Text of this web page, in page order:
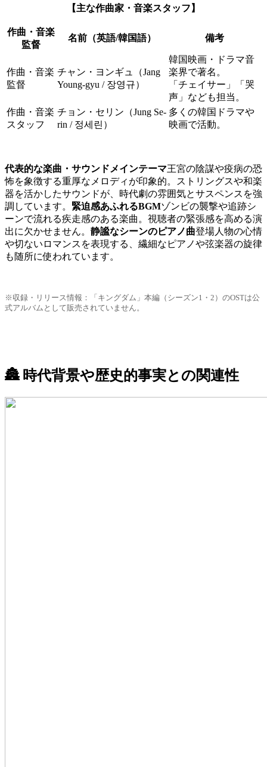
【主な作曲家・音楽スタッフ】
作曲・音楽
監督
名前（英語/韓国語） 備考
作曲・音楽
監督
チャン・ヨンギュ（Jang
Young-gyu / 장영규）
韓国映画・ドラマ音
楽界で著名。
「チェイサー」「哭
声」なども担当。
作曲・音楽
スタッフ
チョン・セリン（Jung Se-
rin / 정세린）
多くの韓国ドラマや
映画で活動。
代表的な楽曲・サウンドメインテーマ王宮の陰謀や疫病の恐
怖を象徴する重厚なメロディが印象的。ストリングスや和楽
器を活かしたサウンドが、時代劇の雰囲気とサスペンスを強
調しています。 緊迫感あふれるBGMゾンビの襲撃や追跡シ
ーンで流れる疾走感のある楽曲。視聴者の緊張感を高める演
出に欠かせません。 静謐なシーンのピアノ曲登場人物の心情
や切ないロマンスを表現する、繊細なピアノや弦楽器の旋律
も随所に使われています。
※収録・リリース情報：「キングダム」本編（シーズン1・2）のOSTは公
式アルバムとして販売されていません。
🏯 時代背景や歴史的事実との関連性